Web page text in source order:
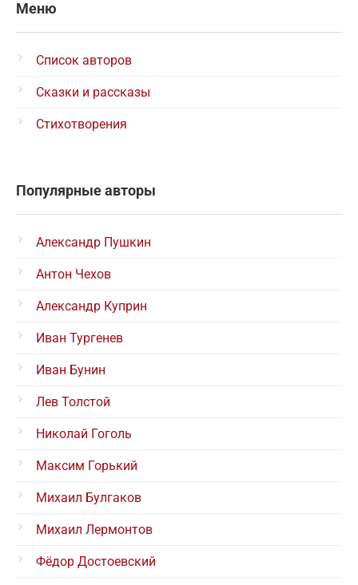
Меню
Список авторов
Сказки и рассказы
Стихотворения
Популярные авторы
Александр Пушкин
Антон Чехов
Александр Куприн
Иван Тургенев
Иван Бунин
Лев Толстой
Николай Гоголь
Максим Горький
Михаил Булгаков
Михаил Лермонтов
Фёдор Достоевский